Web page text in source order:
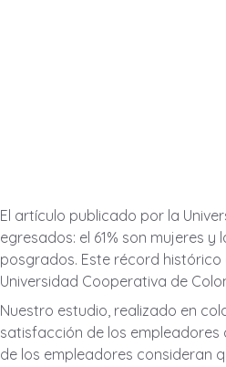
El artículo publicado por la
egresados: el 61% son mujeres
posgrados. Este récord
Universidad Cooperativa de
Nuestro estudio, realizado en
satisfacción de los empleadores
de los empleadores consideran